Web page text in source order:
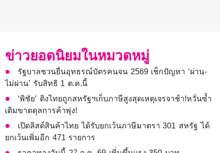
ข่าวยอดนิยมในหมวดหมู่
รัฐบาลชวนยื่นอุทธรณ์บัตรคนจน 2569 เช็กปัญหา ‘ผ่าน-
ไม่ผ่าน’ รับสิทธิ 1 ต.ค.นี้
‘พิชัย’ ติงไทยถูกสหรัฐฯเก็บภาษีสูงสุดเหตุเจรจาช้า!หวั่นซ้ำ
เติมขาดดุลการค้าพุ่ง!
เปิดลิสต์สินค้าไทย ได้รับยกเว้นภาษีมาตรา 301 สหรัฐ ได้
ยกเว้นเพิ่มอีก 471 รายการ